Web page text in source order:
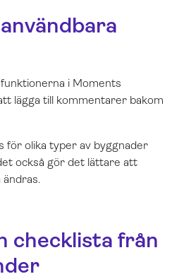
i Moments
lägga till kommentarer bakom
för olika typer av byggnader
också gör det lättare att
checklista från